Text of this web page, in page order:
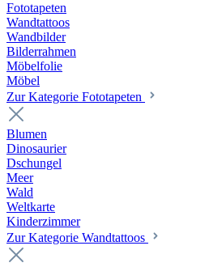
Fototapeten
Wandtattoos
Wandbilder
Bilderrahmen
Möbelfolie
Möbel
Zur Kategorie Fototapeten
Blumen
Dinosaurier
Dschungel
Meer
Wald
Weltkarte
Kinderzimmer
Zur Kategorie Wandtattoos